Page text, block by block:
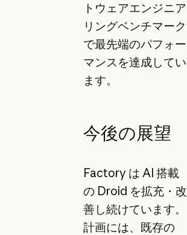
トウェアエンジニア
リングベンチマーク
で最先端のパフォー
マンスを達成してい
ます。
今後の展望
Factory は AI 搭載
の Droid を拡充・改
善し続けています。
計画には、既存の